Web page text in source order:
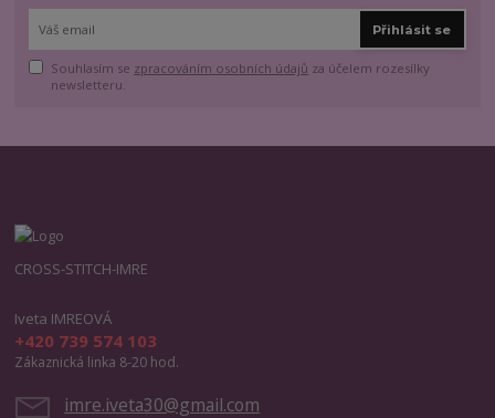
Přihlásit se
Souhlasím se zpracováním osobních údajů za účelem rozesílky
newsletteru.
CROSS-STITCH-IMRE
Iveta IMREOVÁ
+420 739 574 103
Zákaznická linka 8-20 hod.
imre.iveta30@gmail.com